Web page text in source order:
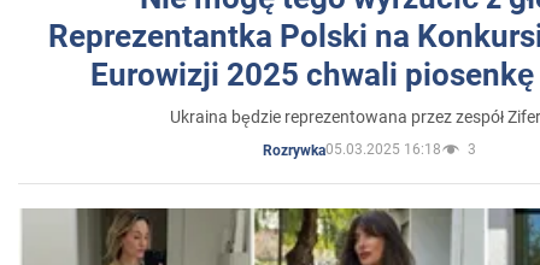
Reprezentantka Polski na
Eurowizji 2025 chwali
Ukraina będzie reprezentowana przez zespół
Rozrywka05.03.2025 16:18 3